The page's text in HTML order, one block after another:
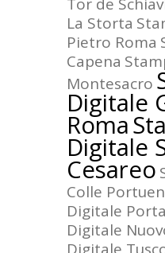
La Storta
Pietro Roma
Capena
Montesacro
Digitale
Roma
Digitale
Cesareo
Colle
Digitale
Digitale